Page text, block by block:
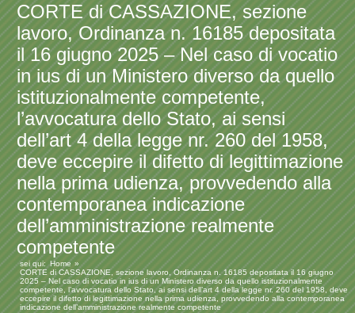
CORTE di CASSAZIONE, sezione
lavoro, Ordinanza n. 16185 depositata
il 16 giugno 2025 – Nel caso di vocatio
in ius di un Ministero diverso da quello
istituzionalmente competente,
l’avvocatura dello Stato, ai sensi
dell’art 4 della legge nr. 260 del 1958,
deve eccepire il difetto di legittimazione
nella prima udienza, provvedendo alla
contemporanea indicazione
dell’amministrazione realmente
competente
sei qui:
Home
CORTE di CASSAZIONE, sezione lavoro, Ordinanza n. 16185 depositata il 16 giugno
2025 – Nel caso di vocatio in ius di un Ministero diverso da quello istituzionalmente
competente, l’avvocatura dello Stato, ai sensi dell’art 4 della legge nr. 260 del 1958, deve
eccepire il difetto di legittimazione nella prima udienza, provvedendo alla contemporanea
indicazione dell’amministrazione realmente competente